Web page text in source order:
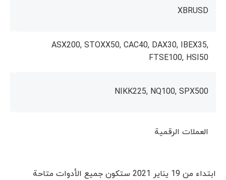
XBRUSD
ASX200, STOXX50, CAC40, DAX30, IBEX35,
FTSE100, HSI50
NIKK225, NQ100, SPX500
العملات الرقمية
ابتداء من 19 يناير 2021 ستكون جميع الأدوات متاحة